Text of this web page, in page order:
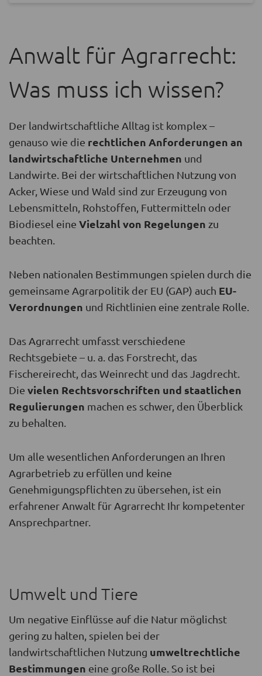
Anwalt für Agrarrecht:
Was muss ich wissen?
Der landwirtschaftliche Alltag ist komplex –
genauso wie die rechtlichen Anforderungen an
landwirtschaftliche Unternehmen und
Landwirte. Bei der wirtschaftlichen Nutzung von
Acker, Wiese und Wald sind zur Erzeugung von
Lebensmitteln, Rohstoffen, Futtermitteln oder
Biodiesel eine Vielzahl von Regelungen zu
beachten.
Neben nationalen Bestimmungen spielen durch die
gemeinsame Agrarpolitik der EU (GAP) auch EU-
Verordnungen und Richtlinien eine zentrale Rolle.
Das Agrarrecht umfasst verschiedene
Rechtsgebiete – u. a. das Forstrecht, das
Fischereirecht, das Weinrecht und das Jagdrecht.
Die vielen Rechtsvorschriften und staatlichen
Regulierungen machen es schwer, den Überblick
zu behalten.
Um alle wesentlichen Anforderungen an Ihren
Agrarbetrieb zu erfüllen und keine
Genehmigungspflichten zu übersehen, ist ein
erfahrener Anwalt für Agrarrecht Ihr kompetenter
Ansprechpartner.
Umwelt und Tiere
Um negative Einflüsse auf die Natur möglichst
gering zu halten, spielen bei der
landwirtschaftlichen Nutzung umweltrechtliche
Bestimmungen eine große Rolle. So ist bei